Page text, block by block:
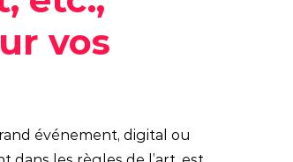
vos
événement, digital ou